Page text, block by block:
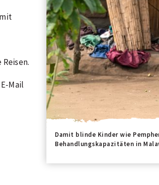
Damit blinde Kinder wie
Behandlungskapazitäten in
Mail